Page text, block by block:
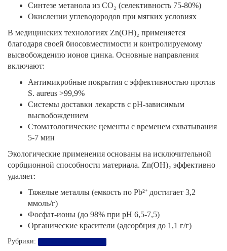
Синтезе метанола из CO₂ (селективность 75-80%)
Окислении углеводородов при мягких условиях
В медицинских технологиях Zn(OH)₂ применяется
благодаря своей биосовместимости и контролируемому
высвобождению ионов цинка. Основные направления
включают:
Антимикробные покрытия с эффективностью против
S. aureus >99,9%
Системы доставки лекарств с pH-зависимым
высвобождением
Стоматологические цементы с временем схватывания
5-7 мин
Экологические применения основаны на исключительной
сорбционной способности материала. Zn(OH)₂ эффективно
удаляет:
Тяжелые металлы (емкость по Pb²⁺ достигает 3,2
ммоль/г)
Фосфат-ионы (до 98% при pH 6,5-7,5)
Органические красители (адсорбция до 1,1 г/г)
Рубрики: